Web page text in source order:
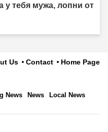
у тебя мужа, лопни от
Us Contact Home Page
News News Local News